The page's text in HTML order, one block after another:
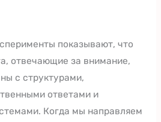
показывают, что
отвечающие за внимание,
с структурами,
ответами и
Когда мы направляем